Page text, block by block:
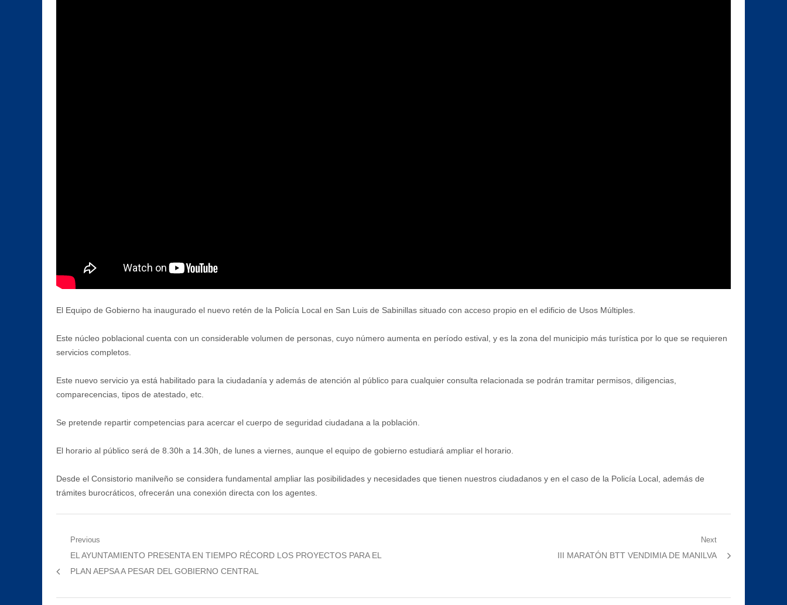
El Equipo de Gobierno ha inaugurado el nuevo retén de la Policía Local en San Luis de Sabinillas situado con acceso propio en el edificio de Usos Múltiples.
Este núcleo poblacional cuenta con un considerable volumen de personas, cuyo número aumenta en período estival, y es la zona del municipio más turística por lo que se requieren
servicios completos.
Este nuevo servicio ya está habilitado para la ciudadanía y además de atención al público para cualquier consulta relacionada se podrán tramitar permisos, diligencias,
comparecencias, tipos de atestado, etc.
Se pretende repartir competencias para acercar el cuerpo de seguridad ciudadana a la población.
El horario al público será de 8.30h a 14.30h, de lunes a viernes, aunque el equipo de gobierno estudiará ampliar el horario.
Desde el Consistorio manilveño se considera fundamental ampliar las posibilidades y necesidades que tienen nuestros ciudadanos y en el caso de la Policía Local, además de
trámites burocráticos, ofrecerán una conexión directa con los agentes.
Navegación
Previous
Previous
post:
EL AYUNTAMIENTO PRESENTA EN TIEMPO RÉCORD LOS PROYECTOS PARA EL
PLAN AEPSA A PESAR DEL GOBIERNO CENTRAL
Next
Next
III MARATÓN BTT VENDIMIA DE MANILVA